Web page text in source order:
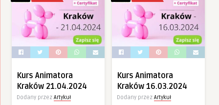
Kurs Animatora
Kraków 21.04.2024
Dodany przez Artykuł
Kurs Animatora
Kraków 16.03.2024
Dodany przez Artykuł